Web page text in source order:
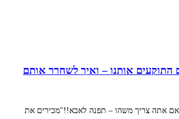
התוקעים אותנו – ואיך לשחרר אותם
אתה צריך משהו – תפנה לאבא!!"מכירים את